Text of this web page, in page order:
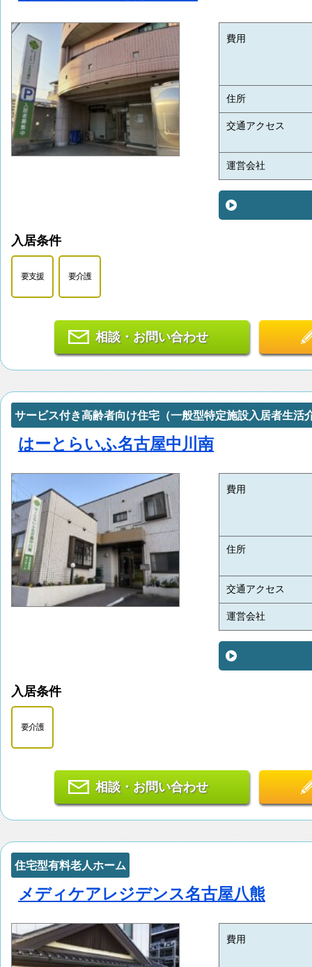
費用
住所
交通アクセス
運営会社
入居条件
要支援 要介護
相談・お問い合わせ
サービス付き高齢者向け住宅（一般型特定施設入居者生活
はーとらいふ名古屋中川南
費用
住所
交通アクセス
運営会社
入居条件
要介護
相談・お問い合わせ
住宅型有料老人ホーム
メディケアレジデンス名古屋八熊
費用